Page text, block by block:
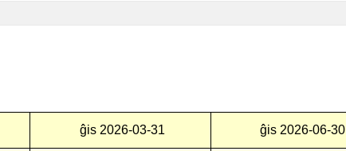
ĝis 2026-03-31 ĝis 2026-06-30